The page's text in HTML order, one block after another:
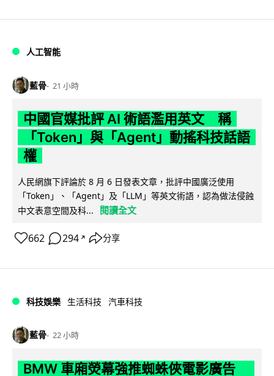
人工智能
藍骨 21 小時
中國官媒批評 AI 術語濫用英文 稱
「Token」與「Agent」動搖科技話語
權
人民網旗下評論於 8 月 6 日發表文章，批評中國廣泛使用
「Token」、「Agent」及「LLM」等英文術語，認為做法侵蝕
中文表意空間及科...
閱讀全文
662 294 ↗ 分享
科技娛樂 生活科技 汽車科技
藍骨 22 小時
BMW 車廂熒幕強推蜘蛛俠電影廣告